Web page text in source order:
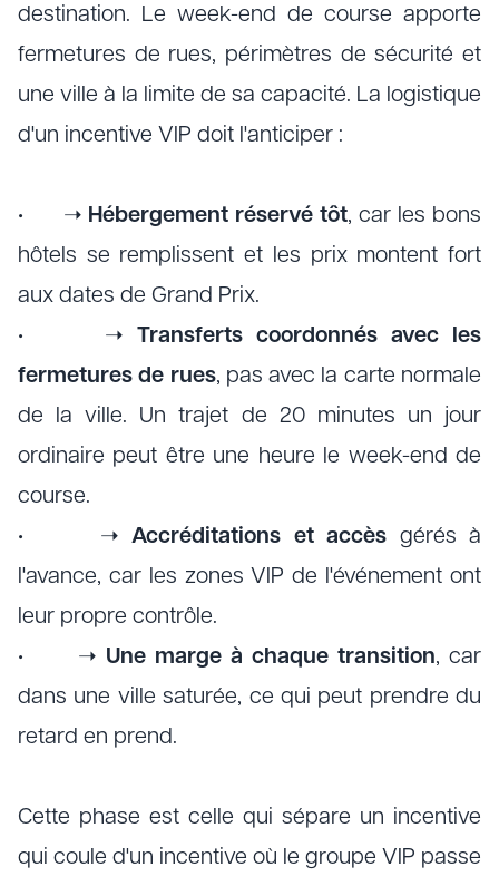
destination. Le week-end de course apporte
fermetures de rues, périmètres de sécurité et
une ville à la limite de sa capacité. La logistique
d'un incentive VIP doit l'anticiper :
• ➝ Hébergement réservé tôt, car les bons
hôtels se remplissent et les prix montent fort
aux dates de Grand Prix.
• ➝ Transferts coordonnés avec les
fermetures de rues, pas avec la carte normale
de la ville. Un trajet de 20 minutes un jour
ordinaire peut être une heure le week-end de
course.
• ➝Accréditations et accès gérés à
l'avance, car les zones VIP de l'événement ont
leur propre contrôle.
• ➝ Une marge à chaque transition, car
dans une ville saturée, ce qui peut prendre du
retard en prend.
Cette phase est celle qui sépare un incentive
qui coule d'un incentive où le groupe VIP passe